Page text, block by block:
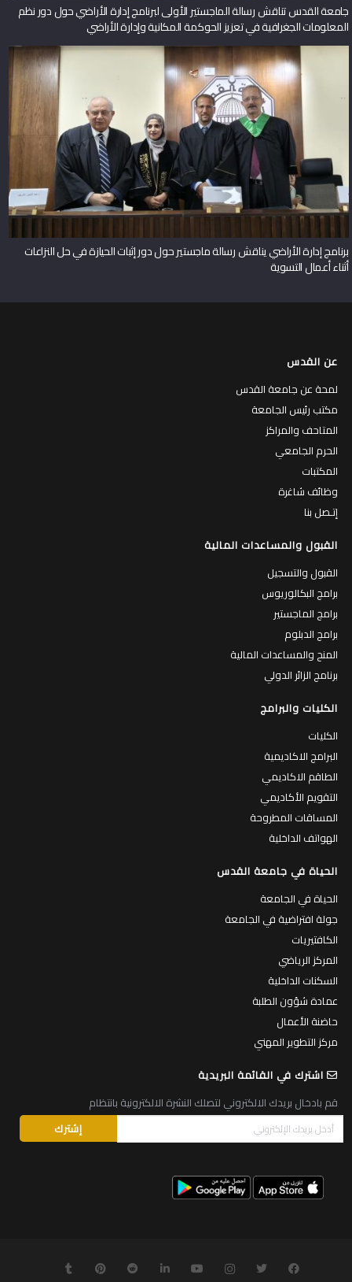
جامعة القدس تناقش رسالة الماجستير الأولى لبرنامج إدارة الأراضي حول دور نظم
المعلومات الجغرافية في تعزيز الحوكمة المكانية وإدارة الأراضي
برنامج إدارة الأراضي يناقش رسالة ماجستير حول دور إثبات الحيازة في حل النزاعات
أثناء أعمال التسوية
عن القدس
لمحة عن جامعة القدس
مكتب رئيس الجامعة
المتاحف والمراكز
الحرم الجامعي
المكتبات
وظائف شاغرة
إتـصل بنا
القبول والمساعدات المالية
القبول والتسجيل
برامج البكالوريوس
برامج الماجستير
برامج الدبلوم
المنح والمساعدات المالية
برنامج الزائر الدولي
الكليات والبرامج
الكليات
البرامج الاكاديمية
الطاقم الاكاديمي
التقويم الأكاديمي
المساقات المطروحة
الهواتف الداخلية
الحياة في جامعة القدس
الحياة في الجامعة
جولة افتراضية في الجامعة
الكافتيريات
المركز الرياضي
السكنات الداخلية
عمادة شؤون الطلبة
حاضنة الأعمال
مركز التطوير المهني
اشترك في القائمة البريدية
قم بادخال بريدك الالكتروني لتصلك النشرة الالكترونية بانتظام